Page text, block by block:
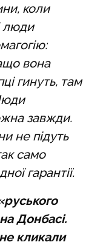
коли
люди
вона
гинуть, там
завжди.
не підуть
само
гарантії.
Донбасі.
кликали